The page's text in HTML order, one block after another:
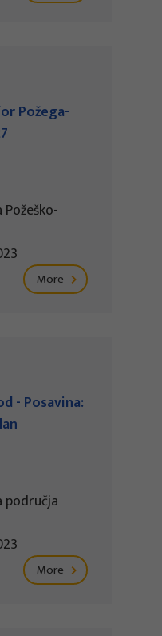
Požega-
More
- Posavina:
područja
More